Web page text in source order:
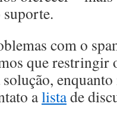
suporte.
com o
que restringir
alistade